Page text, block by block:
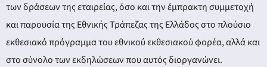
των δράσεων της εταιρείας, όσο και την έμπρακτη συμμετοχή
και παρουσία της Εθνικής Τράπεζας της Ελλάδος στο πλούσιο
εκθεσιακό πρόγραμμα του εθνικού εκθεσιακού φορέα, αλλά και
στο σύνολο των εκδηλώσεων που αυτός διοργανώνει.